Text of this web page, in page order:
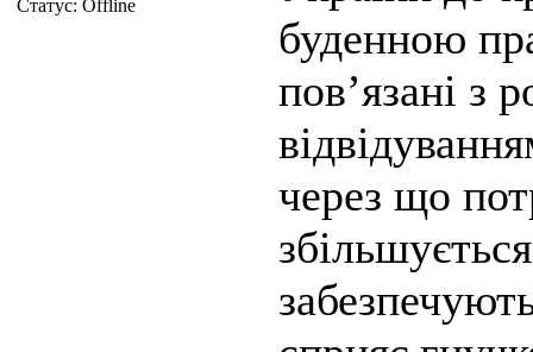
Статус: Offline
буденною
пов’язані з
через що